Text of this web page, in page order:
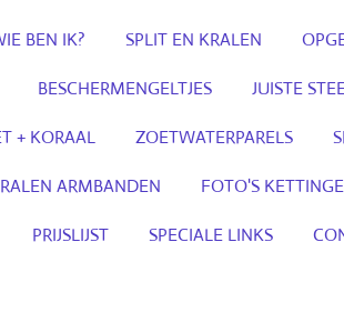
BEN IK? SPLIT EN KRALEN
BESCHERMENGELTJES JUISTE
+ KORAAL ZOETWATERPARELS
ARMBANDEN FOTO'S
PRIJSLIJST SPECIALE LINKS